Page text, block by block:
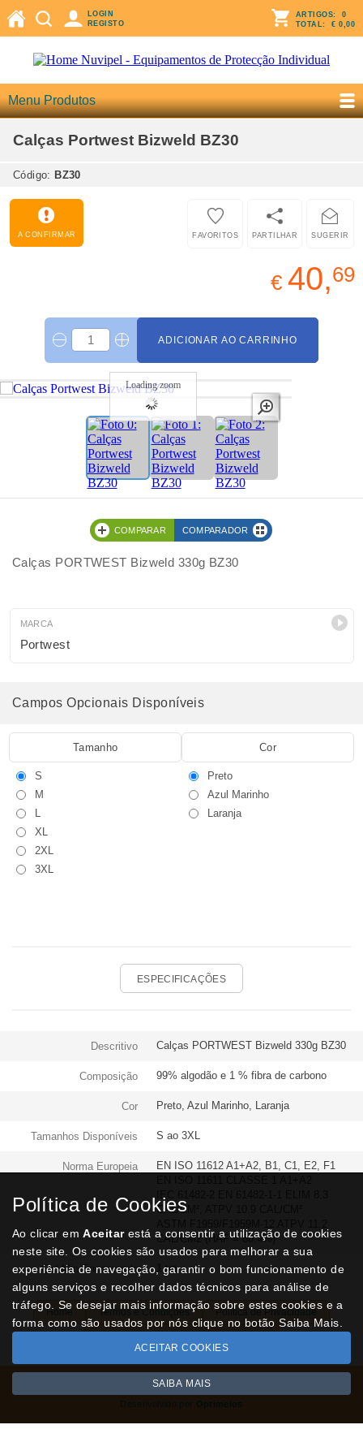
LOGIN
REGISTO
ARTIGOS: 0
TOTAL: € 0,00
Menu Produtos
Calças Portwest Bizweld BZ30
Código: BZ30
A CONFIRMAR SUGERIR
PARTILHAR
FAVORITOS
€ 40,69
ADICIONAR AO CARRINHO
Loading zoom
COMPARAR COMPARADOR
Calças PORTWEST Bizweld 330g BZ30
MARCA
Portwest
Campos Opcionais Disponíveis
Tamanho
S
M
L
XL
2XL
3XL
Cor
Preto
Azul Marinho
Laranja
ESPECIFICAÇÕES
Descritivo Calças PORTWEST Bizweld 330g BZ30
Composição 99% algodão e 1 % fibra de carbono
Cor Preto, Azul Marinho, Laranja
Tamanhos Disponíveis S ao 3XL
Norma Europeia
EN ISO 11612 A1+A2, B1, C1, E2, F1
IEC 61482-2 EN 61482-1-1 ELIM 8.3
CAL/CM², ATPV 10.9 CAL/CM²
CAL/CM2 (HAF = 80.4%)
Qtd Min Encomenda 1 un
Home Termos e Condições Política de Privacidade
Todos os valores incluem IVA à taxa em vigor
Desenvolvido por Optimeios
Política de Cookies
Ao clicar emAceitarestá a consentir a utilização de cookies
neste site. Os cookies são usados para melhorar a sua
experiência de navegação, garantir o bom funcionamento de
alguns serviços e recolher dados técnicos para análise de
tráfego. Se desejar mais informação sobre estes cookies e a
forma como são usados por nós clique no botão Saiba Mais.
ACEITAR COOKIES
SAIBA MAIS